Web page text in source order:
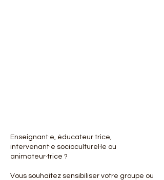
Enseignant·e, éducateur·trice,
intervenant·e socioculturel·le ou
animateur·trice ?
Vous souhaitez sensibiliser votre groupe ou